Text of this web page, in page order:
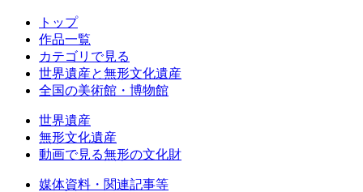
トップ
作品一覧
カテゴリで見る
世界遺産と無形文化遺産
全国の美術館・博物館
世界遺産
無形文化遺産
動画で見る無形の文化財
媒体資料・関連記事等